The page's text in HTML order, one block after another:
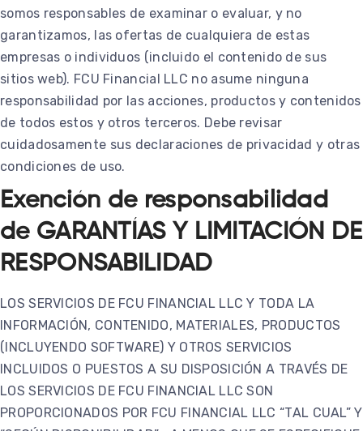
somos responsables de examinar o evaluar, y no
garantizamos, las ofertas de cualquiera de estas
empresas o individuos (incluido el contenido de sus
sitios web). FCU Financial LLC no asume ninguna
responsabilidad por las acciones, productos y contenidos
de todos estos y otros terceros. Debe revisar
cuidadosamente sus declaraciones de privacidad y otras
condiciones de uso.
Exención de responsabilidad
de GARANTÍAS Y LIMITACIÓN DE
RESPONSABILIDAD
LOS SERVICIOS DE FCU FINANCIAL LLC Y TODA LA
INFORMACIÓN, CONTENIDO, MATERIALES, PRODUCTOS
(INCLUYENDO SOFTWARE) Y OTROS SERVICIOS
INCLUIDOS O PUESTOS A SU DISPOSICIÓN A TRAVÉS DE
LOS SERVICIOS DE FCU FINANCIAL LLC SON
PROPORCIONADOS POR FCU FINANCIAL LLC “TAL CUAL” Y